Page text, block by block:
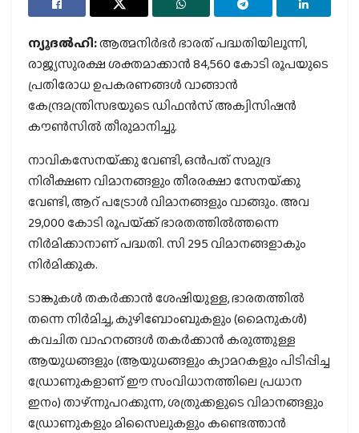
ന്യൂദല്‍ഹി:ആത്മനിര്‍ഭര്‍ ഭാരത് പദ്ധതിയിലൂന്നി,
രാജ്യസുരക്ഷ ശക്തമാക്കാന്‍ 84,560 കോടി രൂപയുടെ
പ്രതിരോധ ഉപകരണങ്ങള്‍ വാങ്ങാന്‍
കേന്ദ്രമന്ത്രിസഭയുടെ ഡിഫന്‍സ് അക്വിസിഷന്‍
കൗണ്‍സില്‍ തീരുമാനിച്ചു.
നാവികസേനയ്‌ക്കു വേണ്ടി, ഒന്‍പത് സമുദ്ര
നിരീക്ഷണ വിമാനങ്ങളും തീരരക്ഷാ സേനയ്‌ക്കു
വേണ്ടി, ആറ് പട്രോള്‍ വിമാനങ്ങളും വാങ്ങും. അവ
29,000 കോടി രൂപയ്‌ക്ക് ഭാരതത്തില്‍ത്തന്നെ
നിര്‍മിക്കാനാണ് പദ്ധതി. സി 295 വിമാനങ്ങളാകും
നിര്‍മിക്കുക.
ടാങ്കുകള്‍ തകര്‍ക്കാന്‍ ശേഷിയുള്ള, ഭാരതത്തില്‍
തന്നെ നിര്‍മിച്ച, കുഴിബോംബുകളും (മൈനുകള്‍)
കവചിത വാഹനങ്ങള്‍ തകര്‍ക്കാന്‍ കരുത്തുള്ള
ആയുധങ്ങളും (ആയുധങ്ങളും ക്യാമറകളും പിടിപ്പിച്ച
ഡ്രോണുകളാണ് ഈ സംവിധാനത്തിലെ പ്രധാന
ഇനം) താഴ്ന്നുപറക്കുന്ന, ശത്രുക്കളുടെ വിമാനങ്ങളും
ഡ്രോണുകളും മിസൈലുകളും കണ്ടെത്താന്‍